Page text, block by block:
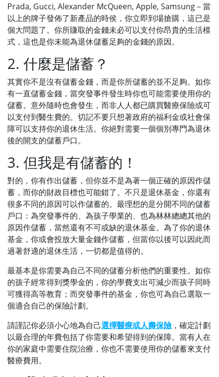
Prada, Gucci, Alexander McQueen, Apple, Samsung－當
以上的牌子發佈了新產品的時侯，你立即到場搶購，這已是
個大問題了。你所賺取的金錢未必可以支付你昂貴的生活模
式，這也是你未能為退休儲蓄足夠的金錢的原因。
2. 什麼是儲蓄？
其實你不是沒有儲蓄金錢，而是你所儲蓄的並不足夠。如你
有一直儲蓄金錢，當突發事件發生時你也可能需要使用你的
儲蓄。意外隨時也會發生，而非人人都已購買醫療保險或可
以支付到醫生費的。切記不要只想著政府的福利金或社會保
障可以支持你的退休生活。你絕對需要一個個別專門為退休
後的開支的儲蓄戶口。
3. 但我是有儲蓄的！
對的，你有作出儲蓄，但你並不是為著一個正確的原因作儲
蓄，而你的財政目標也可能錯了。不只是退休基金，你還有
很多不同的原因可以作儲蓄的。最理想的是分開不同的儲蓄
戶口：為突發事件的、為孩子學業的、也為林林總總其他的
原因作儲蓄，當然還有不可或缺的退休基金。為了你的退休
基金，你或會投放大量金錢作儲蓄，但當你以後可以因此而
過著舒適的退休生活，一切都是值得的。
最基本是你需要為自己不同的儲蓄分析他們的重要性。如你
的孩子經常得到獎學金的，你的學費支出可減少而孩子同時
可獲得高等教育；而突發事件的基金，你也可為自己選取一
個適合自己的保險計劃。
請謹記你必須小心地為自己選擇醫療或人壽保險 ，確定計劃
以最合理的年費包括了你需要和希望得到的保障。當有人在
你的家庭中需要住院治療，你也不需要使用你的儲蓄來支付
醫療費用。